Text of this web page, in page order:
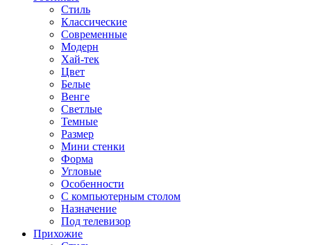
Стиль
Классические
Современные
Модерн
Хай-тек
Цвет
Белые
Венге
Светлые
Темные
Размер
Мини стенки
Форма
Угловые
Особенности
С компьютерным столом
Назначение
Под телевизор
Прихожие